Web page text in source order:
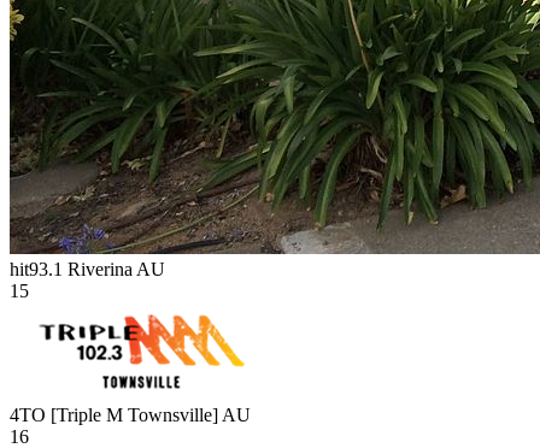
hit93.1 Riverina AU
15
4TO [Triple M Townsville] AU
16